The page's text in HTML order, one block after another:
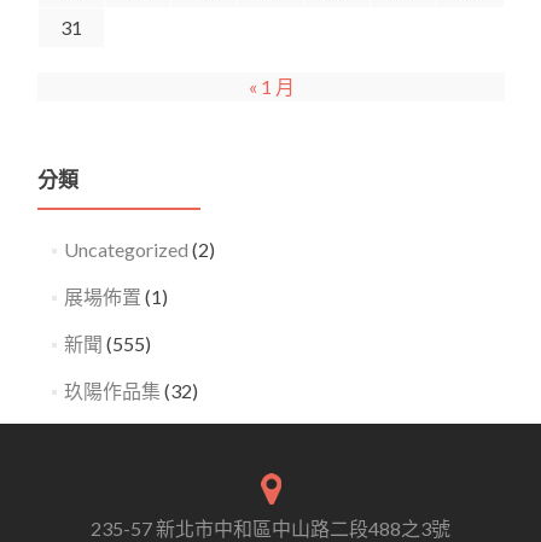
31
« 1 月
分類
Uncategorized (2)
展場佈置 (1)
新聞 (555)
玖陽作品集 (32)
235-57 新北市中和區中山路二段488之3號